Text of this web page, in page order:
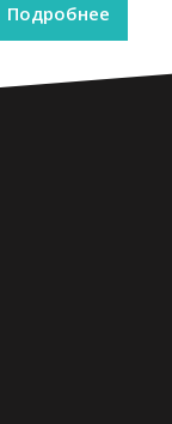
Подробнее